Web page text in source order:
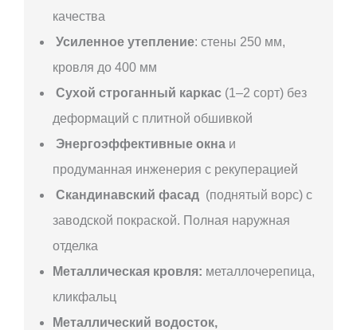
качества
Усиленное утепление: стены 250 мм,
кровля до 400 мм
Сухой строганный каркас (1–2 сорт) без
деформаций с плитной обшивкой
Энергоэффективные окна и
продуманная инженерия с рекуперацией
Скандинавский фасад (поднятый ворс) с
заводской покраской. Полная наружная
отделка
Металлическая кровля: металлочерепица,
кликфальц
Металлический водосток,